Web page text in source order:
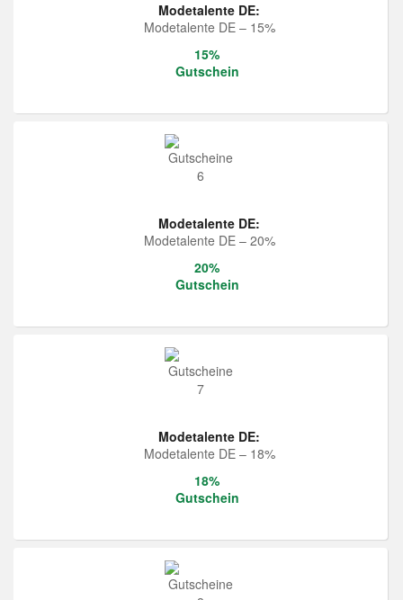
Modetalente DE:
Modetalente DE – 15%
15%
Gutschein
Modetalente DE:
Modetalente DE – 20%
20%
Gutschein
Modetalente DE:
Modetalente DE – 18%
18%
Gutschein